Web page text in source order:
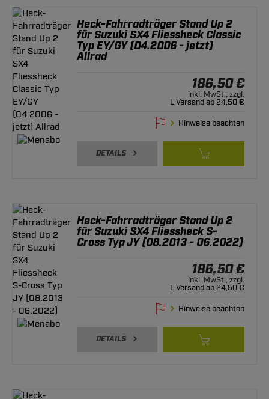
Heck-Fahrradträger Stand Up 2
für Suzuki SX4 Fliessheck Classic
Typ EY/GY (04.2006 - jetzt)
Allrad
186,50 €
inkl. MwSt., zzgl.
L Versand ab 24,50 €
Hinweise beachten
DETAILS
Heck-Fahrradträger Stand Up 2
für Suzuki SX4 Fliessheck S-
Cross Typ JY (08.2013 - 06.2022)
186,50 €
inkl. MwSt., zzgl.
L Versand ab 24,50 €
Hinweise beachten
DETAILS